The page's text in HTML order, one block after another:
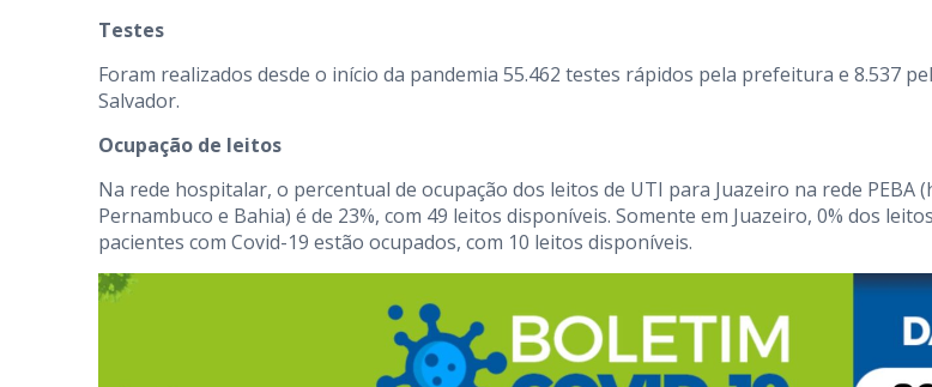
Testes
Foram realizados desde o início da pandemia 55.462 testes rápidos pela prefeitura e 8.537
Salvador.
Ocupação de leitos
Na rede hospitalar, o percentual de ocupação dos leitos de UTI para Juazeiro na rede PEBA
Pernambuco e Bahia) é de 23%, com 49 leitos disponíveis. Somente em Juazeiro, 0% dos
pacientes com Covid-19 estão ocupados, com 10 leitos disponíveis.